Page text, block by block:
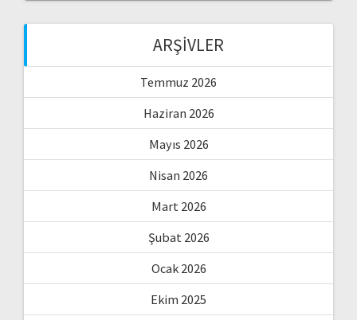
ARŞIVLER
Temmuz 2026
Haziran 2026
Mayıs 2026
Nisan 2026
Mart 2026
Şubat 2026
Ocak 2026
Ekim 2025